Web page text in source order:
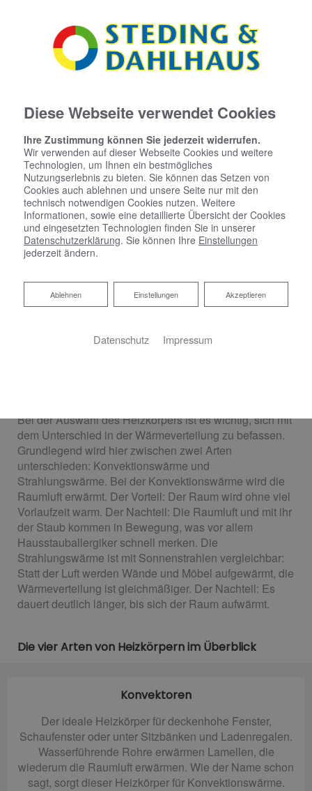
Der ideale Heizkörper für Ihre Ansprüche
Heizkörper austauschen? Steding & Dahlhaus GmbH &
Bei der Auswahl des Heizkörpers ist es wichtig, sich mit
dem Unterschied in der Wärmeverteilung zu befassen.
Grundlegend wird hier zwischen zwei Arten
unterschieden: Konvektionswärme und
Strahlungswärme. Bei der Konvektionswärme wird die
Raumluft erwärmt. Der Vorteil: Der Raum wird ohne viel
Vorlaufzeit warm. Der Nachteil: Die Raumluft und mit ihr
der Staub kommen in Bewegung, was vor allem
Hausstauballergiker schnell merken. Die
Strahlungswärme ist mit Sonnenstrahlen vergleichbar:
Statt der Luft werden Wände und Möbel aufgewärmt, die
Wärmeverteilung ist gleichmäßiger. Der Nachteil: Es
dauert deutlich länger, bis sich der Raum aufwärmt.
Die vier Arten von Heizkörpern im Überblick
Konvektoren
Der ideale Heizkörper für deckenhohe Fenster,
Schaufenster oder unter Sitzbänken und Ladenregalen.
Wasserführende Rohre erwärmen Lamellen, die
wiederum die Raumluft erwärmen. Wie der Name schon
sagt, sorgt dieser Heizkörper für Konvektionswärme.
Diese Webseite verwendet Cookies
Ihre Zustimmung können Sie jederzeit widerrufen.
Wir verwenden auf dieser Webseite Cookies und weitere
Technologien, um Ihnen ein bestmögliches
Nutzungserlebnis zu bieten. Sie können das Setzen von
Cookies auch ablehnen und unsere Seite nur mit den
technisch notwendigen Cookies nutzen. Weitere
Informationen, sowie eine detaillierte Übersicht der Cookies
und eingesetzten Technologien finden Sie in unserer
Datenschutzerklärung. Sie können Ihre Einstellungen
jederzeit ändern.
Akzeptieren
Einstellungen
Ablehnen
Ablehnen
Datenschutz Impressum